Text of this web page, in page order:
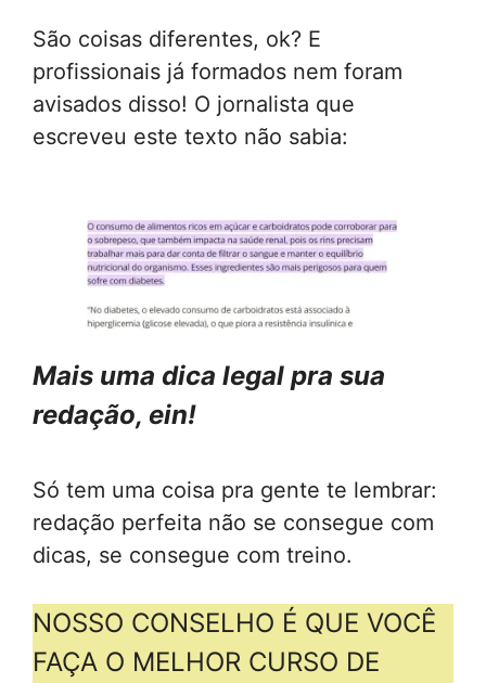
São coisas diferentes, ok? E
profissionais já formados nem foram
avisados disso! O jornalista que
escreveu este texto não sabia:
Mais uma dica legal pra sua
redação, ein!
Só tem uma coisa pra gente te lembrar:
redação perfeita não se consegue com
dicas, se consegue com treino.
NOSSO CONSELHO É QUE VOCÊ
FAÇA O MELHOR CURSO DE